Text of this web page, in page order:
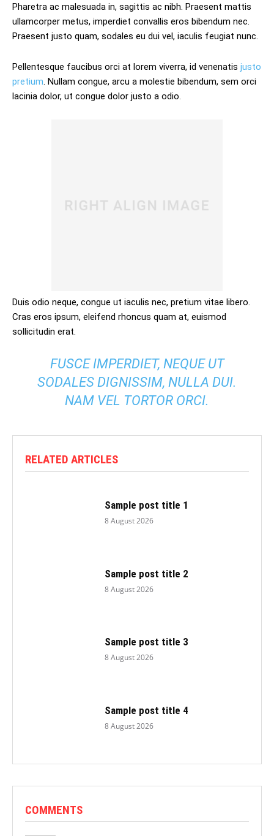
Pharetra ac malesuada in, sagittis ac nibh. Praesent mattis
ullamcorper metus, imperdiet convallis eros bibendum nec.
Praesent justo quam, sodales eu dui vel, iaculis feugiat nunc.
Pellentesque faucibus orci at lorem viverra, id venenatis justo
pretium. Nullam congue, arcu a molestie bibendum, sem orci
lacinia dolor, ut congue dolor justo a odio.
Duis odio neque, congue ut iaculis nec, pretium vitae libero.
Cras eros ipsum, eleifend rhoncus quam at, euismod
sollicitudin erat.
FUSCE IMPERDIET, NEQUE UT
SODALES DIGNISSIM, NULLA DUI.
NAM VEL TORTOR ORCI.
RELATED ARTICLES
Sample post title 1
8 August 2026
Sample post title 2
8 August 2026
Sample post title 3
8 August 2026
Sample post title 4
8 August 2026
COMMENTS